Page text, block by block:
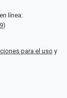
línea:
)
para el uso y